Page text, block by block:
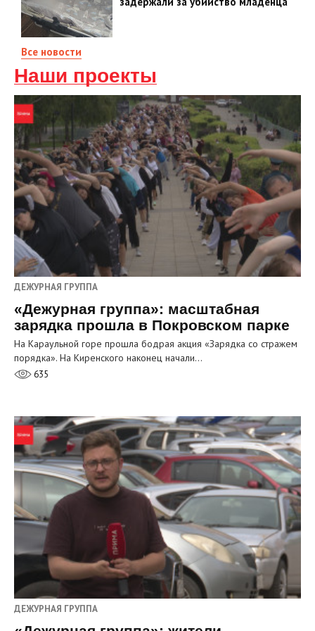
Все новости
Наши проекты
ДЕЖУРНАЯ ГРУППА
«Дежурная группа»: масштабная
зарядка прошла в Покровском парке
На Караульной горе прошла бодрая акция «Зарядка со стражем
порядка». На Киренского наконец начали…
635
ДЕЖУРНАЯ ГРУППА